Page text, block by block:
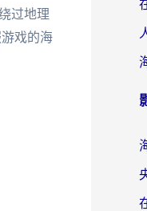
过地理
戏的海